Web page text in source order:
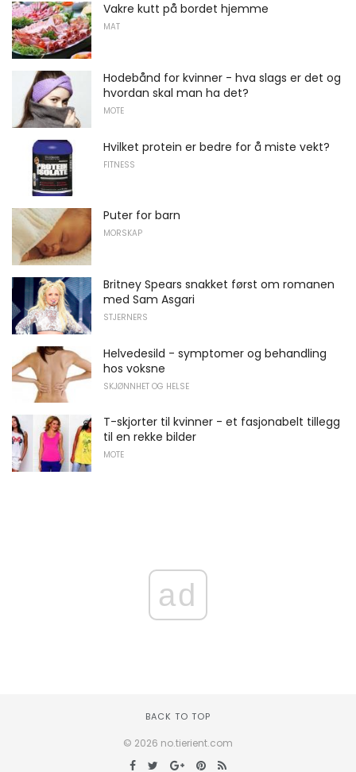
Vakre kutt på bordet hjemme
MAT
Hodebånd for kvinner - hva slags er det og
hvordan skal man ha det?
MOTE
Hvilket protein er bedre for å miste vekt?
FITNESS
Puter for barn
MORSKAP
Britney Spears snakket først om romanen
med Sam Asgari
STJERNERS
Helvedesild - symptomer og behandling
hos voksne
SKJØNNHET OG HELSE
T-skjorter til kvinner - et fasjonabelt tillegg
til en rekke bilder
MOTE
ad
BACK TO TOP
© 2026 no.tierient.com